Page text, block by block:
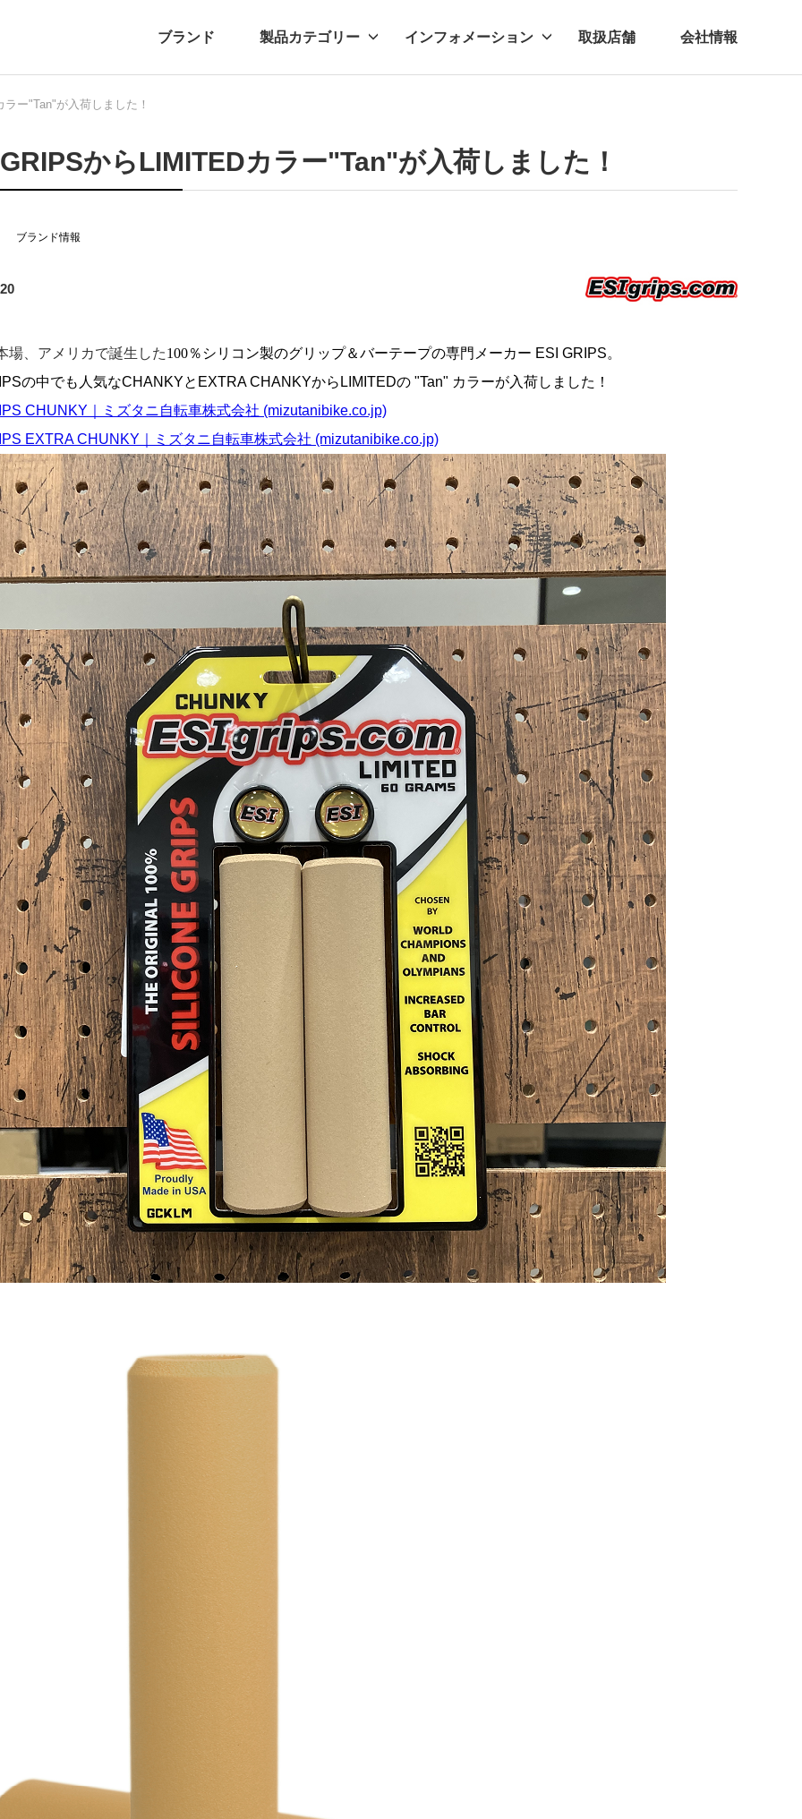
ブランド 製品カテゴリー
車 自転車パーツ
インフォメーション
ース プレスリリース
取扱店舗 会社情報
ー"Tan"が入荷しました！
からLIMITEDカラー"Tan"が入荷しました！
ブランド情報
場、アメリカで誕生した100％シリコン製のグリップ＆バーテープの専門メーカー ESI GRIPS。
の中でも人気なCHANKYとEXTRA CHANKYからLIMITEDの "Tan" カラーが入荷しました！
CHUNKY｜ミズタニ自転車株式会社 (mizutanibike.co.jp)
EXTRA CHUNKY｜ミズタニ自転車株式会社 (mizutanibike.co.jp)